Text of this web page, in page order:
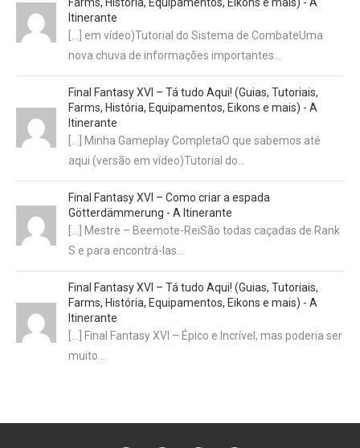
Itinerante
[…] em vídeo)Tutorial do Sistema de CombateUma
nova chuva de informações importantes…
Final Fantasy XVI – Tá tudo Aqui! (Guias, Tutoriais,
Farms, História, Equipamentos, Eikons e mais) - A
Itinerante
[…] Minha Gameplay CompletaO que sabemos até
aqui (versão em vídeo)Tutorial do…
Final Fantasy XVI – Como criar a espada
Götterdämmerung - A Itinerante
[…] Mestre – Beemote-ReiSão todas caçadas de Rank
S e para encontrá-las…
Final Fantasy XVI – Tá tudo Aqui! (Guias, Tutoriais,
Farms, História, Equipamentos, Eikons e mais) - A
Itinerante
[…] Final Fantasy XVI – Épico e Incrível, mas poderia ser
muito…